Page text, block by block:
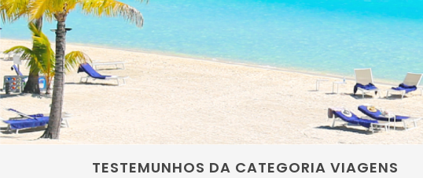
TESTEMUNHOS DA CATEGORIA VIAGENS